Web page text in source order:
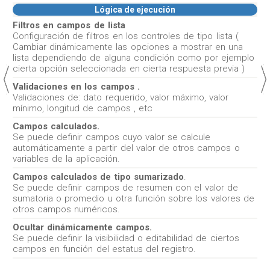
Lógica de ejecución
Filtros en campos de lista
Configuración de filtros en los controles de tipo lista (
Cambiar dinámicamente las opciones a mostrar en una
lista dependiendo de alguna condición como por ejemplo
cierta opción seleccionada en cierta respuesta previa )
Validaciones en los campos .
Validaciones de: dato requerido, valor máximo, valor
mínimo, longitud de campos , etc
Campos calculados.
Se puede definir campos cuyo valor se calcule
automáticamente a partir del valor de otros campos o
variables de la aplicación.
Campos calculados de tipo sumarizado.
Se puede definir campos de resumen con el valor de
sumatoria o promedio u otra función sobre los valores de
otros campos numéricos.
Ocultar dinámicamente campos.
Se puede definir la visibilidad o editabilidad de ciertos
campos en función del estatus del registro.